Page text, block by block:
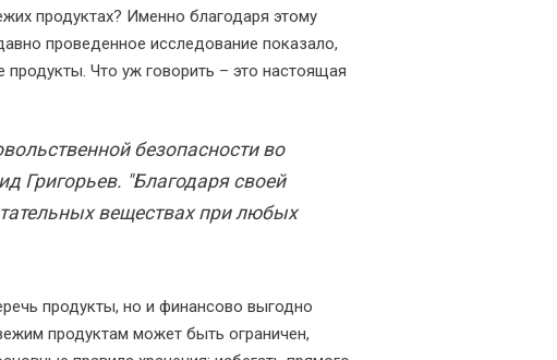
продуктах? Именно благодаря этому
проведенное исследование показало,
Что уж говорить – это настоящая
безопасности во
Григорьев. "Благодаря своей
веществах при любых
продукты, но и финансово выгодно
продуктам может быть ограничен,